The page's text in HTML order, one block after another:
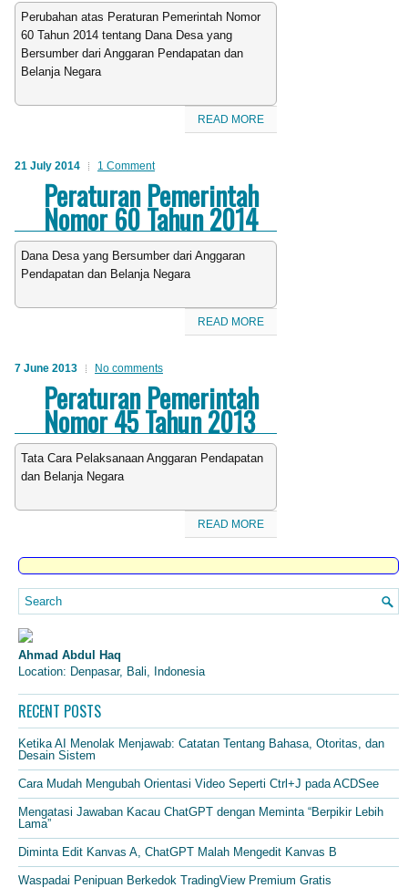
Perubahan atas Peraturan Pemerintah Nomor
60 Tahun 2014 tentang Dana Desa yang
Bersumber dari Anggaran Pendapatan dan
Belanja Negara
READ MORE
21 July 2014 1 Comment
Peraturan Pemerintah
Nomor 60 Tahun 2014
Dana Desa yang Bersumber dari Anggaran
Pendapatan dan Belanja Negara
READ MORE
7 June 2013 No comments
Peraturan Pemerintah
Nomor 45 Tahun 2013
Tata Cara Pelaksanaan Anggaran Pendapatan
dan Belanja Negara
READ MORE
Ahmad Abdul Haq
Location: Denpasar, Bali, Indonesia
RECENT POSTS
Ketika AI Menolak Menjawab: Catatan Tentang Bahasa, Otoritas, dan
Desain Sistem
Cara Mudah Mengubah Orientasi Video Seperti Ctrl+J pada ACDSee
Mengatasi Jawaban Kacau ChatGPT dengan Meminta “Berpikir Lebih
Lama”
Diminta Edit Kanvas A, ChatGPT Malah Mengedit Kanvas B
Waspadai Penipuan Berkedok TradingView Premium Gratis